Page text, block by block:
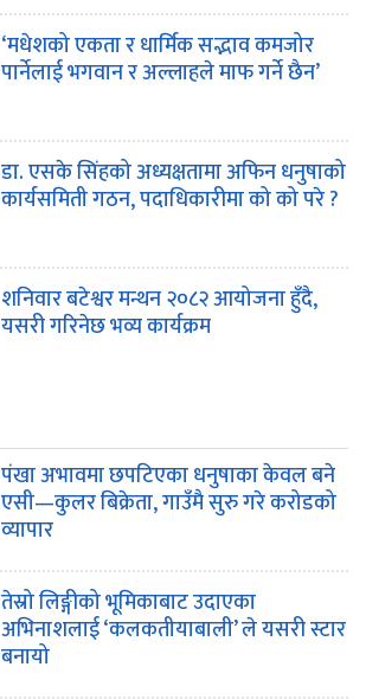
‘मधेशको एकता र धार्मिक सद्भाव कमजोर
पार्नेलाई भगवान र अल्लाहले माफ गर्ने छैन’
डा. एसके सिंहको अध्यक्षतामा अफिन धनुषाको
कार्यसमिती गठन, पदाधिकारीमा को को परे ?
शनिवार बटेश्वर मन्थन २०८२ आयोजना हुँदै,
यसरी गरिनेछ भव्य कार्यक्रम
पंखा अभावमा छपटिएका धनुषाका केवल बने
एसी—कुलर बिक्रेता, गाउँमै सुरु गरे करोडको
व्यापार
तेस्रो लिङ्गीको भूमिकाबाट उदाएका
अभिनाशलाई ‘कलकतीयाबाली’ ले यसरी स्टार
बनायो